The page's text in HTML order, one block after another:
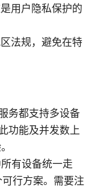
用户隐私保护的
法规，避免在特
务都支持多设备
功能及并发数上
有设备统一走
行方案。需要注